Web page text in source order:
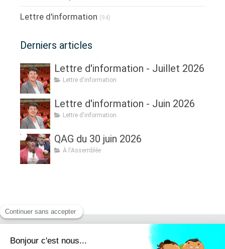
Lettre d'information (94)
Derniers articles
Lettre d'information - Juillet 2026
Lettre d'information
Lettre d'information - Juin 2026
Lettre d'information
QAG du 30 juin 2026
À l'Assemblée
Retrouvez moi sur :